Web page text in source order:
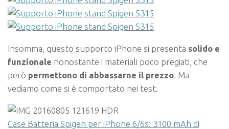
Insomma, questo supporto iPhone si presenta solido e
funzionale nonostante i materiali poco pregiati, che
però permettono di abbassarne il prezzo. Ma
vediamo come si è comportato nei test.
Case Batteria Spigen per iPhone 6/6s: 3100 mAh di